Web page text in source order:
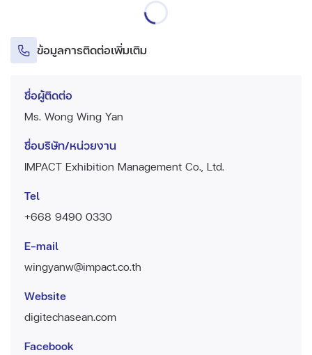
ข้อมูลการติดต่อเพิ่มเติม
ชื่อผู้ติดต่อ
Ms. Wong Wing Yan
ชื่อบริษัท/หน่วยงาน
IMPACT Exhibition Management Co., Ltd.
Tel
+668 9490 0330
E-mail
wingyanw@impact.co.th
Website
digitechasean.com
Facebook